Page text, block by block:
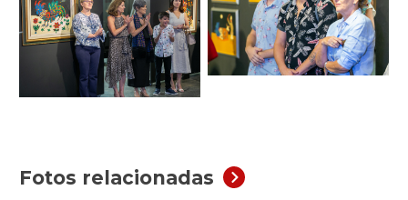
Fotos relacionadas